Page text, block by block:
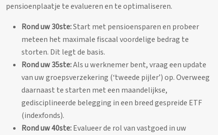
pensioenplaatje te evalueren en te optimaliseren.
Rond uw 30ste:Start met pensioensparen en probeer
meteen het maximale fiscaal voordelige bedrag te
storten. Dit legt de basis.
Rond uw 35ste:Als u werknemer bent, vraag een update
van uw groepsverzekering (‘tweede pijler’) op. Overweeg
daarnaast te starten met een maandelijkse,
gedisciplineerde belegging in een breed gespreide ETF
(indexfonds).
Rond uw 40ste:Evalueer de rol van vastgoed in uw